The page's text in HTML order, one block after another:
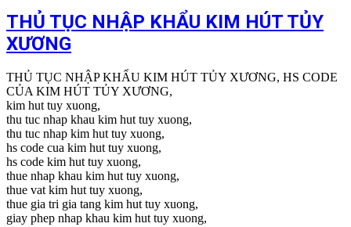
THỦ TỤC NHẬP KHẨU KIM HÚT TỦY
XƯƠNG
THỦ TỤC NHẬP KHẨU KIM HÚT TỦY XƯƠNG, HS CODE
CỦA KIM HÚT TỦY XƯƠNG,
kim hut tuy xuong,
thu tuc nhap khau kim hut tuy xuong,
thu tuc nhap kim hut tuy xuong,
hs code cua kim hut tuy xuong,
hs code kim hut tuy xuong,
thue nhap khau kim hut tuy xuong,
thue vat kim hut tuy xuong,
thue gia tri gia tang kim hut tuy xuong,
giay phep nhap khau kim hut tuy xuong,